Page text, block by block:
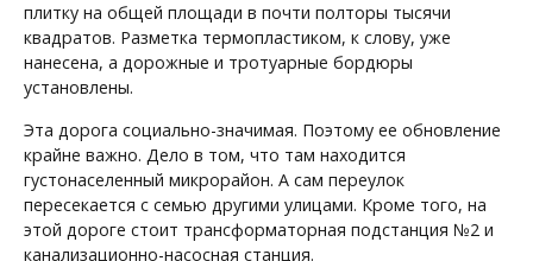
плитку на общей площади в почти полторы тысячи
квадратов. Разметка термопластиком, к слову, уже
нанесена, а дорожные и тротуарные бордюры
установлены.
Эта дорога социально-значимая. Поэтому ее обновление
крайне важно. Дело в том, что там находится
густонаселенный микрорайон. А сам переулок
пересекается с семью другими улицами. Кроме того, на
этой дороге стоит трансформаторная подстанция №2 и
канализационно-насосная станция.